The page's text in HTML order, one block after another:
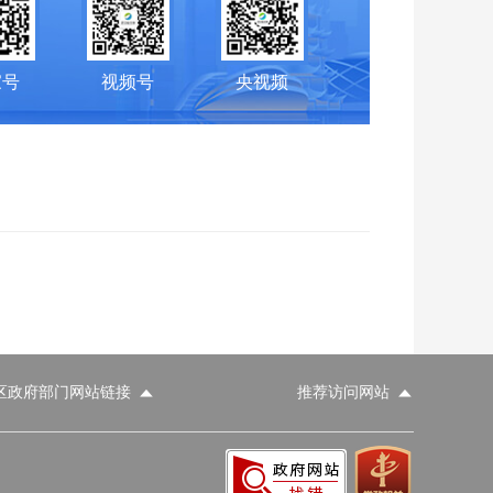
视频号 央视频
政府部门网站链接 推荐访问网站
工业和信息化部